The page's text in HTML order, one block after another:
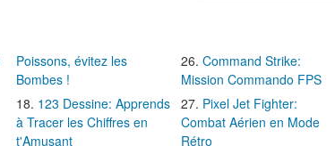
Poissons, évitez les
Bombes !
123 Dessine: Apprends
à Tracer les Chiffres en
t'Amusant
Command Strike:
Mission Commando FPS
Pixel Jet Fighter:
Combat Aérien en Mode
Rétro